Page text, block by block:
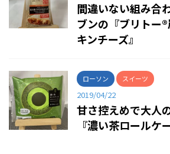
間違いない組み合
ブンの『ブリトー
キンチーズ』
ローソン スイーツ
2019/04/22
甘さ控えめで大人
『濃い茶ロールケ